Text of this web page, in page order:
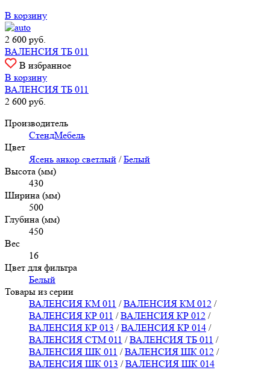
В корзину
2 600 руб.
ВАЛЕНСИЯ ТБ 011
В избранное
В корзину
ВАЛЕНСИЯ ТБ 011
2 600 руб.
Производитель
СтендМебель
Цвет
Ясень анкор светлый /Белый
Высота (мм)
430
Ширина (мм)
500
Глубина (мм)
450
Вес
16
Цвет для фильтра
Белый
Товары из серии
ВАЛЕНСИЯ КМ 011 /ВАЛЕНСИЯ КМ 012 /
ВАЛЕНСИЯ КР 011 /ВАЛЕНСИЯ КР 012 /
ВАЛЕНСИЯ КР 013 /ВАЛЕНСИЯ КР 014 /
ВАЛЕНСИЯ СТМ 011 /ВАЛЕНСИЯ ТБ 011 /
ВАЛЕНСИЯ ШК 011 /ВАЛЕНСИЯ ШК 012 /
ВАЛЕНСИЯ ШК 013 /ВАЛЕНСИЯ ШК 014